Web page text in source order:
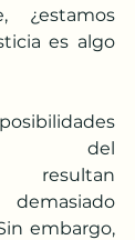
¿estamos
es algo
del
resultan
embargo,